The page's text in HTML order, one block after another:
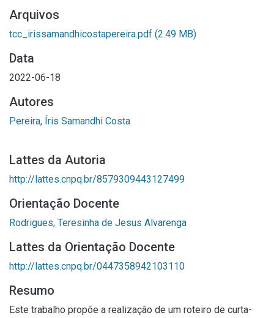
Arquivos
tcc_irissamandhicostapereira.pdf (2.49 MB)
Data
2022-06-18
Autores
Pereira, Íris Samandhi Costa
Lattes da Autoria
http://lattes.cnpq.br/8579309443127499
Orientação Docente
Rodrigues, Teresinha de Jesus Alvarenga
Lattes da Orientação Docente
http://lattes.cnpq.br/0447358942103110
Resumo
Este trabalho propõe a realização de um roteiro de curta-